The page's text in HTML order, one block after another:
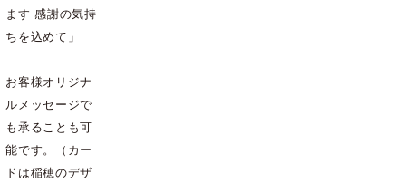
ます 感謝の気持
ちを込めて」
お客様オリジナ
ルメッセージで
も承ることも可
能です。（カー
ドは稲穂のデザ